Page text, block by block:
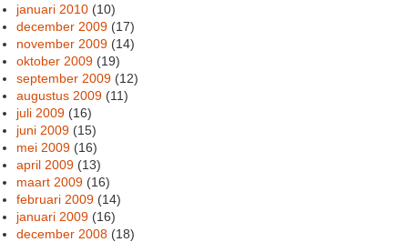
januari 2010 (10)
december 2009 (17)
november 2009 (14)
oktober 2009 (19)
september 2009 (12)
augustus 2009 (11)
juli 2009 (16)
juni 2009 (15)
mei 2009 (16)
april 2009 (13)
maart 2009 (16)
februari 2009 (14)
januari 2009 (16)
december 2008 (18)